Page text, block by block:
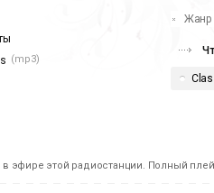
(mp3)
Жанр
эфире этой радиостанции. Полный